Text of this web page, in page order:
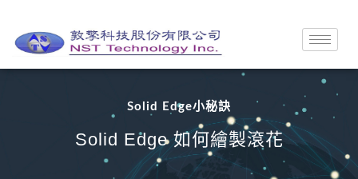
Solid Edge小秘訣
Solid Edge 如何繪製滾花